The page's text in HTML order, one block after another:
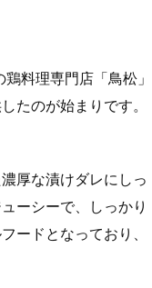
料理専門店「鳥松」
たのが始まりです。
厚な漬けダレにしっ
ーシーで、しっかり
ードとなっており、